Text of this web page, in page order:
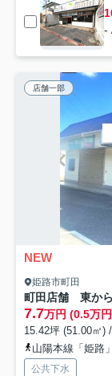
-
店舗一部
NEW
姫路市町田
町田店舗 東か
7.7万円 (0.5万
15.42坪 (51.00㎡)
山陽本線「姫路
公共下水